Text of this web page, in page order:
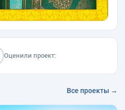
Оценили проект:
Все проекты →